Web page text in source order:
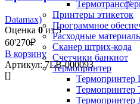
Принтеры этикеток
Программное
Расходные
Сканер штрих-кода
Счетчики банкнот
Термопринтер
Термопринтер
Термопринтер
Термопринтер
Datamax)
Оценка 0из 5
60'270₽
В корзину
Артикул:7LB-000093
[]